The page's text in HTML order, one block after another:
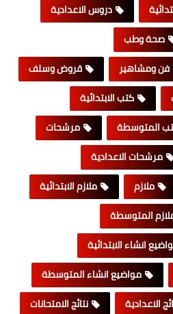
دروس الاعدادية
صحة وطب
فن ومشاهير
قروض وسلف
كتب الابتدائية
المتوسطة
مرشحات
مرشحات الاعدادية
ملازم
ملازم الابتدائية
المتوسطة
انشاء الابتدائية
مواضيع انشاء المتوسطة
الاعدادية
نتائج الامتحانات